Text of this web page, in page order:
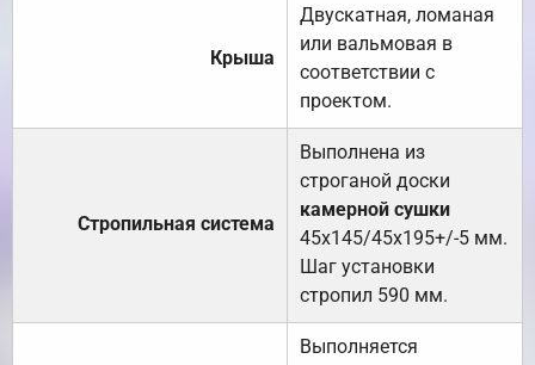
Крыша
Двускатная, ломаная
или вальмовая в
соответствии с
проектом.
Стропильная система
Выполнена из
строганой доски
камерной сушки
45х145/45х195+/-5 мм.
Шаг установки
стропил 590 мм.
Выполняется